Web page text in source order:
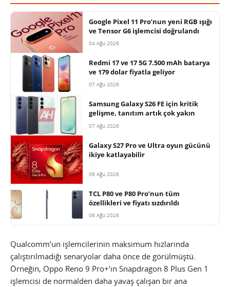
Google Pixel 11 Pro’nun yeni RGB ışığı
ve Tensor G6 işlemcisi doğrulandı
04 Ağu 2026
Redmi 17 ve 17 5G 7.500 mAh batarya
ve 179 dolar fiyatla geliyor
07 Ağu 2026
Samsung Galaxy S26 FE için kritik
gelişme, tanıtım artık çok yakın
07 Ağu 2026
Galaxy S27 Pro ve Ultra oyun gücünü
ikiye katlayabilir
06 Ağu 2026
TCL P80 ve P80 Pro’nun tüm
özellikleri ve fiyatı sızdırıldı
06 Ağu 2026
Qualcomm’un işlemcilerinin maksimum hızlarında
çalıştırılmadığı senaryolar daha önce de görülmüştü.
Örneğin, Oppo Reno 9 Pro+’ın Snapdragon 8 Plus Gen 1
işlemcisi de normalden daha yavaş çalışan bir ana